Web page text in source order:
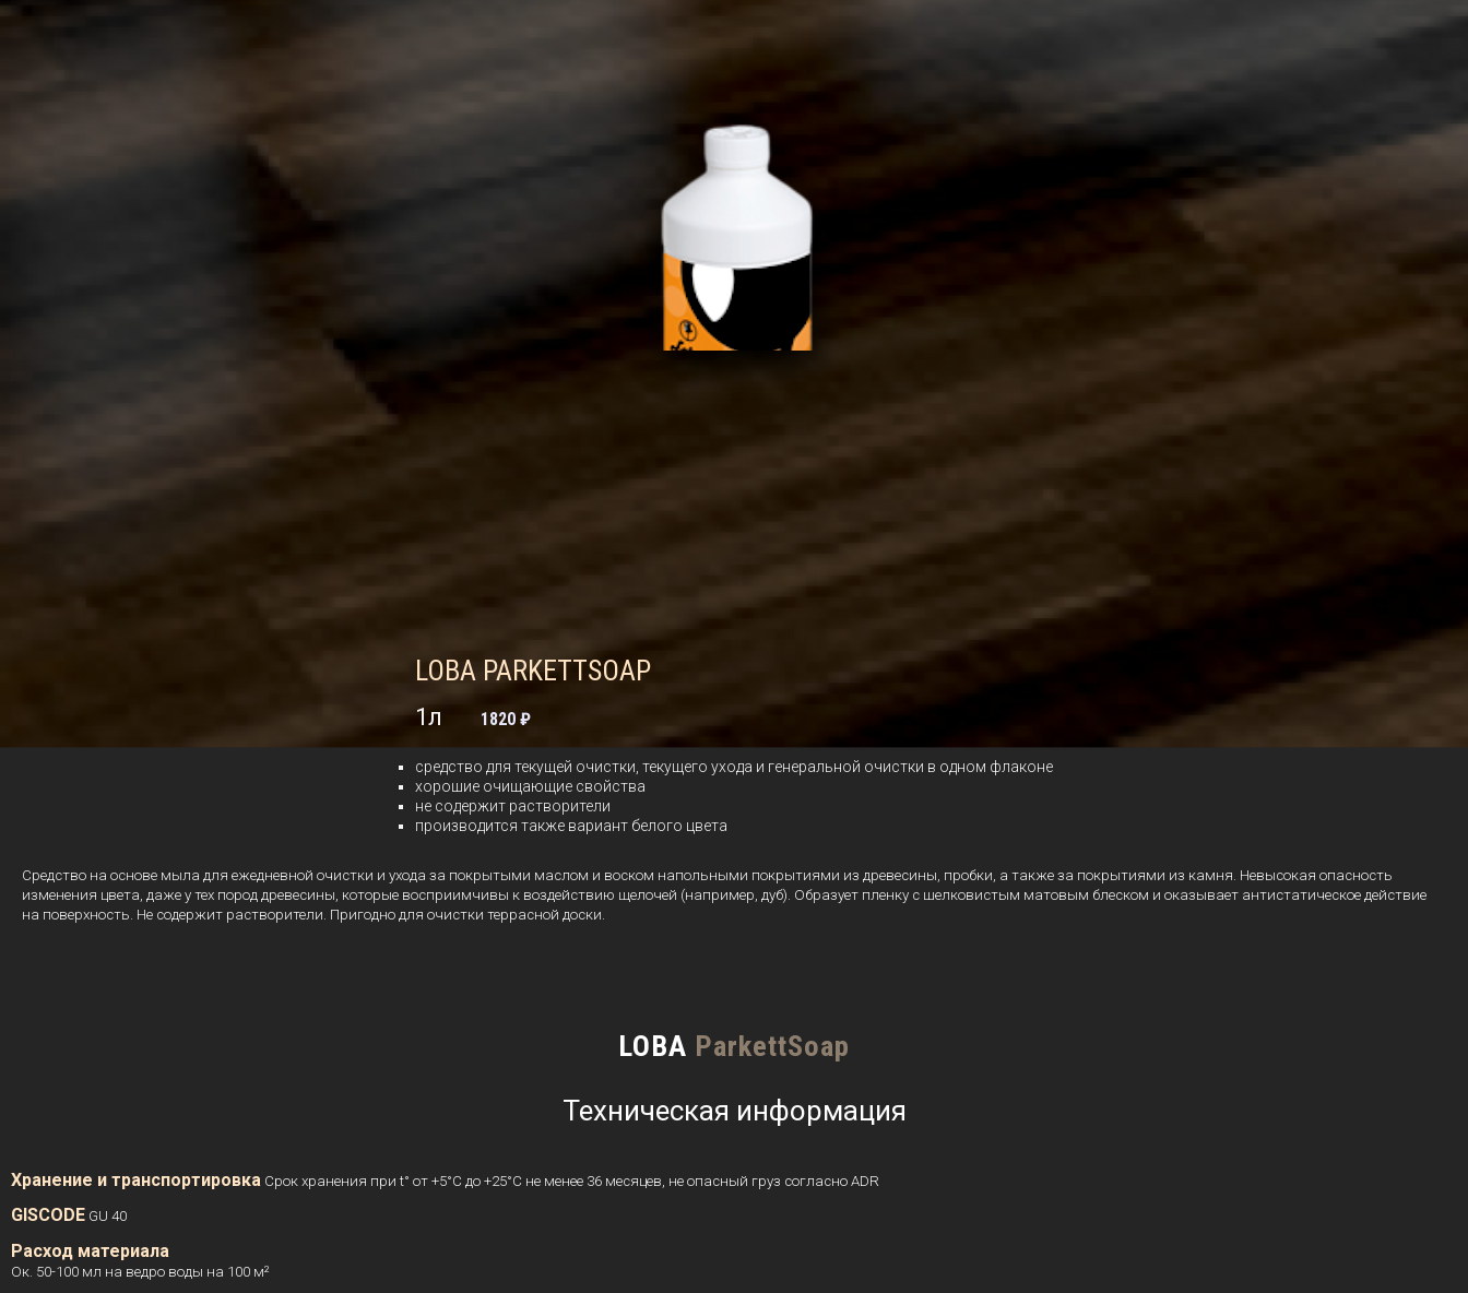
LOBA PARKETTSOAP
средство для текущей очистки, текущего ухода и генеральной очистки в одном флаконе
хорошие очищающие свойства
не содержит растворители
производится также вариант белого цвета
1л 1820 ₽
Средство на основе мыла для ежедневной очистки и ухода за покрытыми маслом и воском напольными покрытиями из древесины, пробки, а также за покрытиями из камня. Невысокая опасность
изменения цвета, даже у тех пород древесины, которые восприимчивы к воздействию щелочей (например, дуб). Образует пленку с шелковистым матовым блеском и оказывает антистатическое действие
на поверхность. Не содержит растворители. Пригодно для очистки террасной доски.
LOBA ParkettSoap
Техническая информация
Хранение и транспортировка Срок хранения при t° от +5°C до +25°C не менее 36 месяцев, не опасный груз согласно ADR
GISCODE GU 40
Расход материала
Ок. 50-100 мл на ведро воды на 100 м²